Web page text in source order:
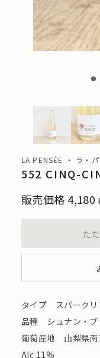
LA PENSÉE ・ ラ・
552 CINQ-
販売価格 4,180
た
タイプ スパークリ
品種 シュナン・ブ
葡萄産地 山梨県南
Alc 11%